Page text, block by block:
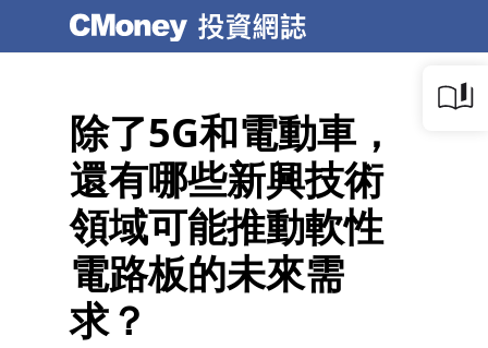
除了5G和電動車，
還有哪些新興技術
領域可能推動軟性
電路板的未來需
求？